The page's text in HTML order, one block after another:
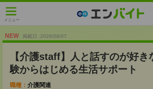
メニュー
NEW 掲載日 :2026/08/07
【介護staff】人と話すのが好き
験からはじめる生活サポート
職種： 介護関連